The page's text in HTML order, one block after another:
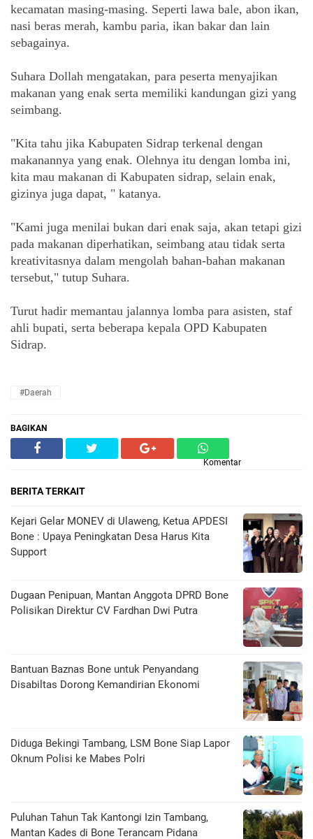
kecamatan masing-masing. Seperti lawa bale, abon ikan,
nasi beras merah, kambu paria, ikan bakar dan lain
sebagainya.
Suhara Dollah mengatakan, para peserta menyajikan
makanan yang enak serta memiliki kandungan gizi yang
seimbang.
"Kita tahu jika Kabupaten Sidrap terkenal dengan
makanannya yang enak. Olehnya itu dengan lomba ini,
kita mau makanan di Kabupaten sidrap, selain enak,
gizinya juga dapat, " katanya.
"Kami juga menilai bukan dari enak saja, akan tetapi gizi
pada makanan diperhatikan, seimbang atau tidak serta
kreativitasnya dalam mengolah bahan-bahan makanan
tersebut," tutup Suhara.
Turut hadir memantau jalannya lomba para asisten, staf
ahli bupati, serta beberapa kepala OPD Kabupaten
Sidrap.
#Daerah
BAGIKAN
Komentar
BERITA TERKAIT
Kejari Gelar MONEV di Ulaweng, Ketua APDESI
Bone : Upaya Peningkatan Desa Harus Kita
Support
Dugaan Penipuan, Mantan Anggota DPRD Bone
Polisikan Direktur CV Fardhan Dwi Putra
Bantuan Baznas Bone untuk Penyandang
Disabiltas Dorong Kemandirian Ekonomi
Diduga Bekingi Tambang, LSM Bone Siap Lapor
Oknum Polisi ke Mabes Polri
Puluhan Tahun Tak Kantongi Izin Tambang,
Mantan Kades di Bone Terancam Pidana